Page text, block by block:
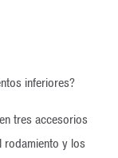
inferiores?
tres accesorios
rodamiento y los